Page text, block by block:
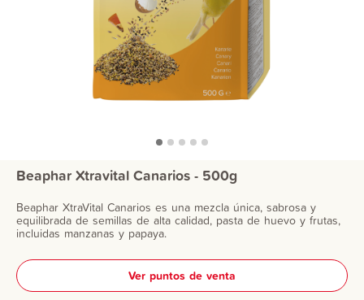
Beaphar Xtravital Canarios - 500g
Beaphar XtraVital Canarios es una mezcla única, sabrosa y
equilibrada de semillas de alta calidad, pasta de huevo y frutas,
incluidas manzanas y papaya.
Ver puntos de venta